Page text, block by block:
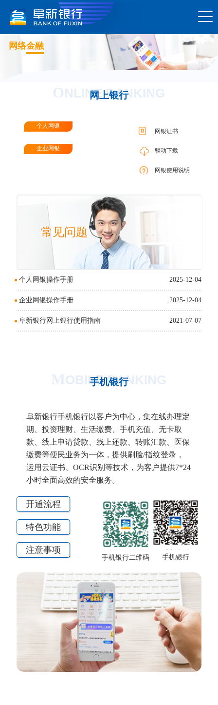
网络金融
网上银行
ONLINE BANKING
个人网银
企业网银
网银证书
驱动下载
网银使用说明
常见问题
个人网银操作手册 2025-12-04
企业网银操作手册 2025-12-04
阜新银行网上银行使用指南 2021-07-07
手机银行
MOBILE BANKING
阜新银行手机银行以客户为中心，集在线办理定
期、投资理财、生活缴费、手机充值、无卡取
款、线上申请贷款、线上还款、转账汇款、医保
缴费等便民业务为一体，提供刷脸/指纹登录，
运用云证书、OCR识别等技术，为客户提供7*24
小时全面高效的安全服务。
开通流程
特色功能
注意事项
手机银行二维码 手机银行